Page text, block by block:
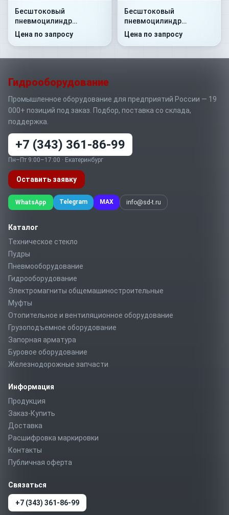
Бесштоковый
пневмоцилиндр
52G8P32A0300
Цена по запросу
Бесштоковый
пневмоцилиндр
52G8C32A0350
Цена по запросу
Гидрооборудование
Промышленное оборудование для предприятий России — 19
000+ позиций под заказ. Подбор, поставка со склада,
поддержка.
+7 (343) 361-86-99
Пн–Пт 9:00–17:00 · Екатеринбург
Оставить заявку
WhatsApp Telegram MAX info@sd-t.ru
Каталог
Техническое стекло
Пудры
Пневмооборудование
Гидрооборудование
Электромагниты общемашиностроительные
Муфты
Отопительное и вентиляционное оборудование
Грузоподъемное оборудование
Запорная арматура
Буровое оборудование
Железнодорожные запчасти
Информация
Продукция
Заказ-Купить
Доставка
Расшифровка маркировки
Контакты
Публичная оферта
Связаться
+7 (343) 361-86-99